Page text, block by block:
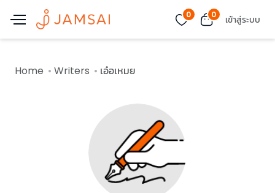
0 0 เข้าสู่ระบบ
Home Writers เอ๋อเหมย